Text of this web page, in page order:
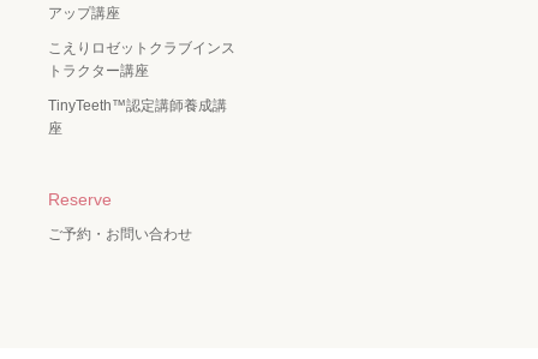
アップ講座
こえりロゼットクラブインス
トラクター講座
TinyTeeth™️認定講師養成講
座
Reserve
ご予約・お問い合わせ